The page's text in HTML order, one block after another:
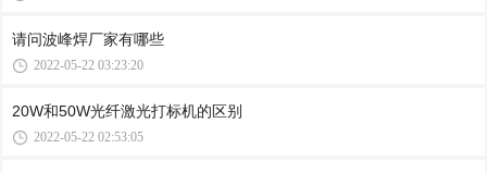
请问波峰焊厂家有哪些
2022-05-22 03:23:20
20W和50W光纤激光打标机的区别
2022-05-22 02:53:05